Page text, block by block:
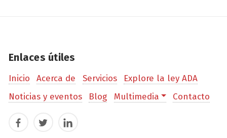
Enlaces útiles
Inicio Acerca de Servicios
Explore la ley ADA
Noticias y eventos
Blog Multimedia Contacto
FacebookTwitterLinkedIn